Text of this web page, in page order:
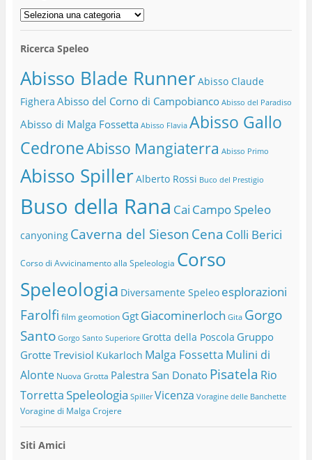
Categorie
Ricerca Speleo
Abisso Blade RunnerAbisso Claude
Fighera Abisso del Corno di Campobianco Abisso del Paradiso
Abisso di Malga Fossetta Abisso Flavia Abisso Gallo
CedroneAbisso Mangiaterra Abisso Primo
Abisso SpillerAlberto Rossi Buco del Prestigio
Buso della Rana Cai Campo Speleo
canyoning Caverna del Sieson Cena Colli Berici
Corso di Avvicinamento alla Speleologia Corso
Speleologia Diversamente Speleo esplorazioni
Farolfi film geomotion Ggt Giacominerloch Gita Gorgo
Santo Gorgo Santo Superiore Grotta della Poscola Gruppo
Grotte Trevisiol Kukarloch Malga Fossetta Mulini di
Alonte Nuova Grotta Palestra San Donato Pisatela Rio
TorrettaSpeleologia Spiller Vicenza Voragine delle Banchette
Voragine di Malga Crojere
Siti Amici